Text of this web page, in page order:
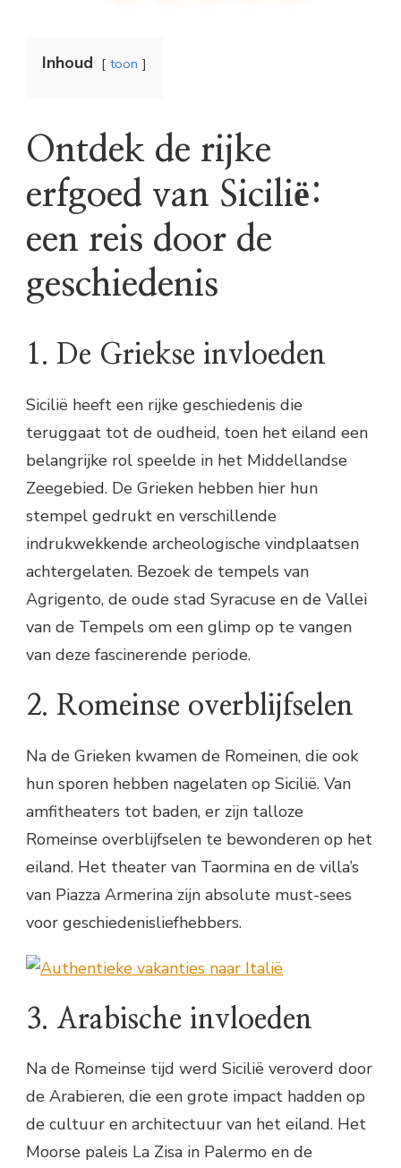
Inhoud toon
Ontdek de rijke
erfgoed van Sicilië:
een reis door de
geschiedenis
1. De Griekse invloeden
Sicilië heeft een rijke geschiedenis die
teruggaat tot de oudheid, toen het eiland een
belangrijke rol speelde in het Middellandse
Zeegebied. De Grieken hebben hier hun
stempel gedrukt en verschillende
indrukwekkende archeologische vindplaatsen
achtergelaten. Bezoek de tempels van
Agrigento, de oude stad Syracuse en de Vallei
van de Tempels om een glimp op te vangen
van deze fascinerende periode.
2. Romeinse overblijfselen
Na de Grieken kwamen de Romeinen, die ook
hun sporen hebben nagelaten op Sicilië. Van
amfitheaters tot baden, er zijn talloze
Romeinse overblijfselen te bewonderen op het
eiland. Het theater van Taormina en de villa’s
van Piazza Armerina zijn absolute must-sees
voor geschiedenisliefhebbers.
3. Arabische invloeden
Na de Romeinse tijd werd Sicilië veroverd door
de Arabieren, die een grote impact hadden op
de cultuur en architectuur van het eiland. Het
Moorse paleis La Zisa in Palermo en de